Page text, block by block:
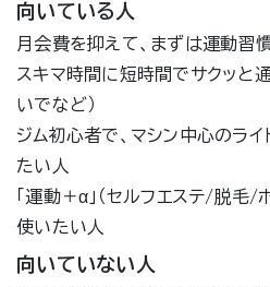
向いている人
月会費を抑えて、まずは運動習
スキマ時間に短時間でサクッと
いでなど）
ジム初心者で、マシン中心のラ
たい人
「運動＋α」（セルフエステ/脱毛/
使いたい人
向いていない人